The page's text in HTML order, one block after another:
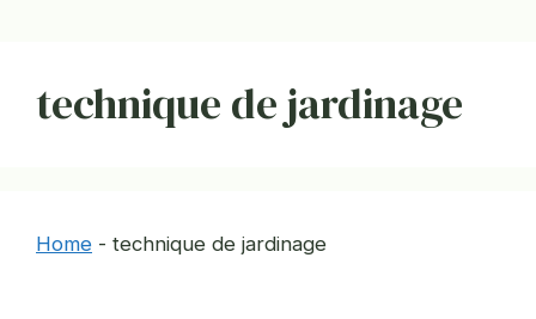
technique de jardinage
Home - technique de jardinage